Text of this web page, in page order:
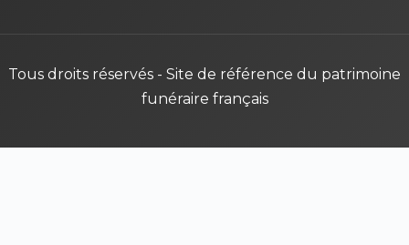
Tous droits réservés - Site de référence du patrimoine
funéraire français